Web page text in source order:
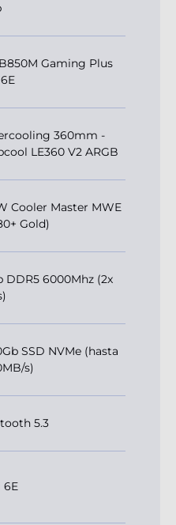
Gaming Plus
360mm -
LE360 V2 ARGB
Cooler Master MWE
Gold)
DDR5 6000Mhz (2x
SSD NVMe (hasta
s)
5.3
6E